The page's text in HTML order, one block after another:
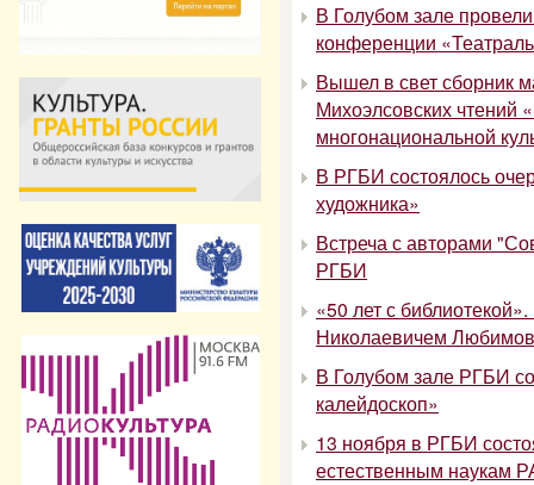
В Голубом зале
конференции
Вышел в свет сборник
Михоэлсовских чтений
многонациональной
В РГБИ состоялось
художника»
Встреча с авторами
РГБИ
«50 лет с
Николаевичем
В Голубом зале РГБИ
калейдоскоп»
13 ноября в РГБИ
естественным наукам